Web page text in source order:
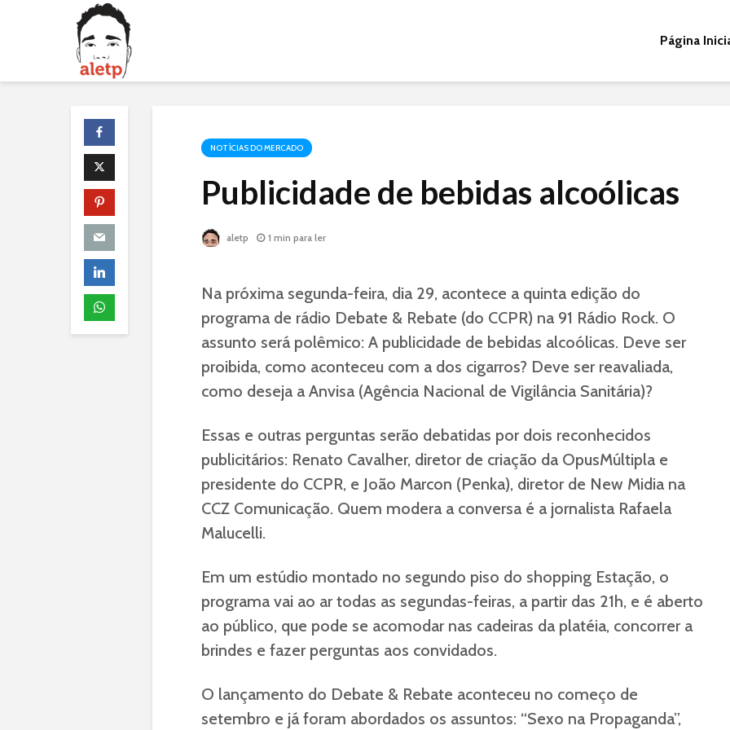
Página
NOTÍCIAS DO MERCADO
Publicidade de bebidas alcoólicas
aletp 1 min para ler
Na próxima segunda-feira, dia 29, acontece a quinta edição do
programa de rádio Debate & Rebate (do CCPR) na 91 Rádio Rock. O
assunto será polêmico: A publicidade de bebidas alcoólicas. Deve ser
proibida, como aconteceu com a dos cigarros? Deve ser reavaliada,
como deseja a Anvisa (Agência Nacional de Vigilância Sanitária)?
Essas e outras perguntas serão debatidas por dois reconhecidos
publicitários: Renato Cavalher, diretor de criação da OpusMúltipla e
presidente do CCPR, e João Marcon (Penka), diretor de New Midia na
CCZ Comunicação. Quem modera a conversa é a jornalista Rafaela
Malucelli.
Em um estúdio montado no segundo piso do shopping Estação, o
programa vai ao ar todas as segundas-feiras, a partir das 21h, e é aberto
ao público, que pode se acomodar nas cadeiras da platéia, concorrer a
brindes e fazer perguntas aos convidados.
O lançamento do Debate & Rebate aconteceu no começo de
setembro e já foram abordados os assuntos: “Sexo na Propaganda”,